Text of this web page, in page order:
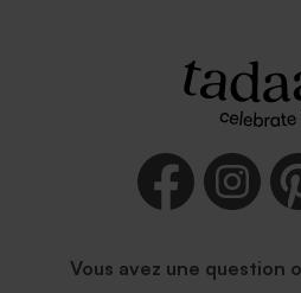
Vous avez une question